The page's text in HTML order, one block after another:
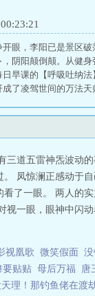
眼，李阳已是景区
阴阳颠倒颠。从健
日早课的【呼吸吐纳
了凌驾世间的万法
道五雷神炁波动
凤惊澜正感动于
了一眼。 两人的
一眼，眼神中闪
视凰歌 微笑假面
要贴贴 母后万福 唐
理！那钓鱼佬在渡